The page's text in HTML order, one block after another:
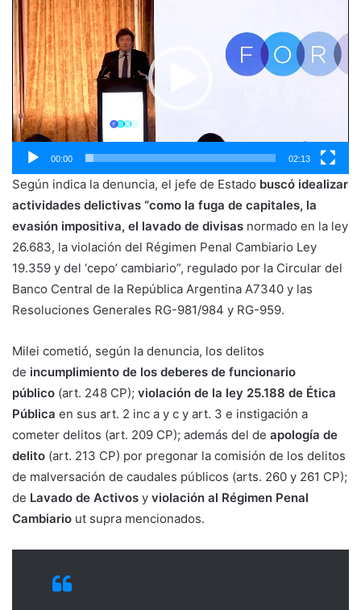
de
vídeo
00:00 02:13
Según indica la denuncia, el jefe de Estado buscó idealizar
actividades delictivas “como la fuga de capitales, la
evasión impositiva, el lavado de divisas normado en la ley
26.683, la violación del Régimen Penal Cambiario Ley
19.359 y del ‘cepo’ cambiario”, regulado por la Circular del
Banco Central de la República Argentina A7340 y las
Resoluciones Generales RG-981/984 y RG-959.
Milei cometió, según la denuncia, los delitos
de incumplimiento de los deberes de funcionario
público (art. 248 CP); violación de la ley 25.188 de Ética
Pública en sus art. 2 inc a y c y art. 3 e instigación a
cometer delitos (art. 209 CP); además del de apología de
delito (art. 213 CP) por pregonar la comisión de los delitos
de malversación de caudales públicos (arts. 260 y 261 CP);
de Lavado de Activos y violación al Régimen Penal
Cambiario ut supra mencionados.